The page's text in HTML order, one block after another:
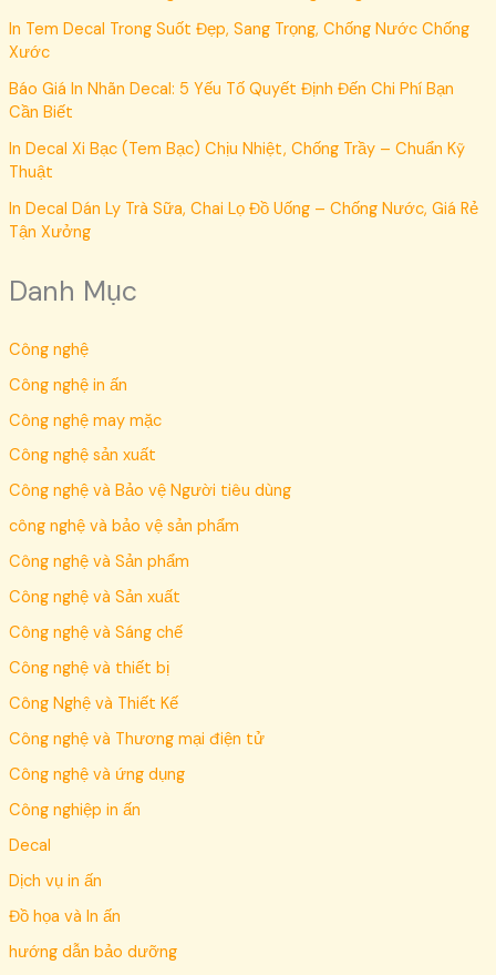
In Tem Decal Trong Suốt Đẹp, Sang Trọng, Chống Nước Chống
Xước
Báo Giá In Nhãn Decal: 5 Yếu Tố Quyết Định Đến Chi Phí Bạn
Cần Biết
In Decal Xi Bạc (Tem Bạc) Chịu Nhiệt, Chống Trầy – Chuẩn Kỹ
Thuật
In Decal Dán Ly Trà Sữa, Chai Lọ Đồ Uống – Chống Nước, Giá Rẻ
Tận Xưởng
Danh Mục
Công nghệ
Công nghệ in ấn
Công nghệ may mặc
Công nghệ sản xuất
Công nghệ và Bảo vệ Người tiêu dùng
công nghệ và bảo vệ sản phẩm
Công nghệ và Sản phẩm
Công nghệ và Sản xuất
Công nghệ và Sáng chế
Công nghệ và thiết bị
Công Nghệ và Thiết Kế
Công nghệ và Thương mại điện tử
Công nghệ và ứng dụng
Công nghiệp in ấn
Decal
Dịch vụ in ấn
Đồ họa và In ấn
hướng dẫn bảo dưỡng